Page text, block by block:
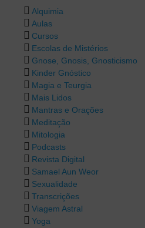
Alquimia
Aulas
Cursos
Escolas de Mistérios
Gnose, Gnosis, Gnosticismo
Kinder Gnóstico
Magia e Teurgia
Mais Lidos
Mantras e Orações
Meditação
Mitologia
Podcasts
Revista Digital
Samael Aun Weor
Sexualidade
Transcrições
Viagem Astral
Yoga